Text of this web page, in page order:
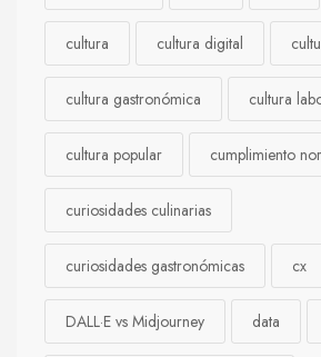
cultura cultura digital
cultura gastronómica cultura
cultura popular cumplimiento
curiosidades culinarias
curiosidades gastronómicas cx
DALL·E vs Midjourney data